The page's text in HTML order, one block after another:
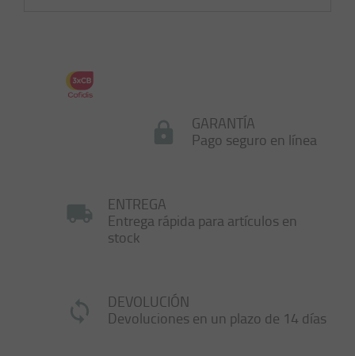
GARANTÍA
Pago seguro en línea
ENTREGA
Entrega rápida para artículos en
stock
DEVOLUCIÓN
Devoluciones en un plazo de 14 días